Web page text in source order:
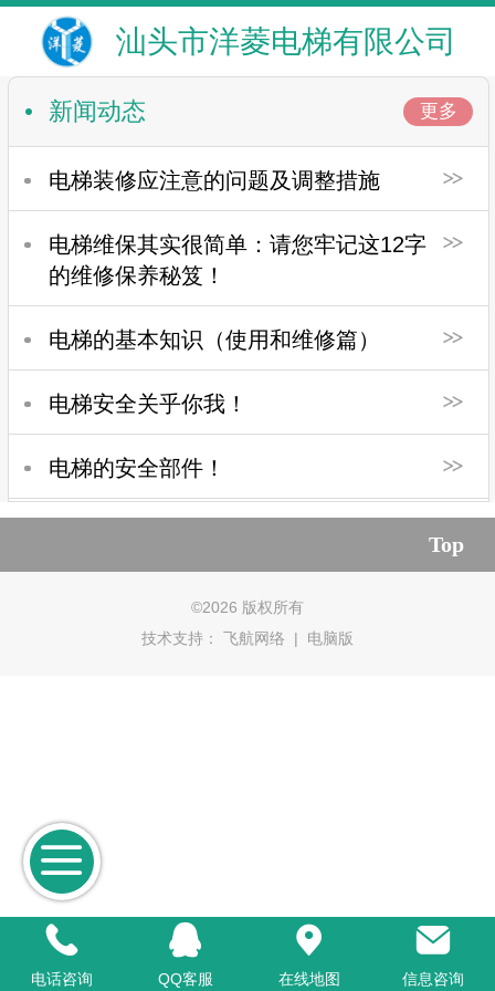
汕头市洋菱电梯有限公司
新闻动态 更多
电梯装修应注意的问题及调整措施
电梯维保其实很简单：请您牢记这12字
的维修保养秘笈！
电梯的基本知识（使用和维修篇）
电梯安全关乎你我！
电梯的安全部件！
Top
©2026 版权所有
技术支持： 飞航网络 | 电脑版
电话咨询 QQ客服 在线地图 信息咨询